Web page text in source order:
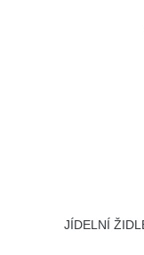
JÍDELNÍ